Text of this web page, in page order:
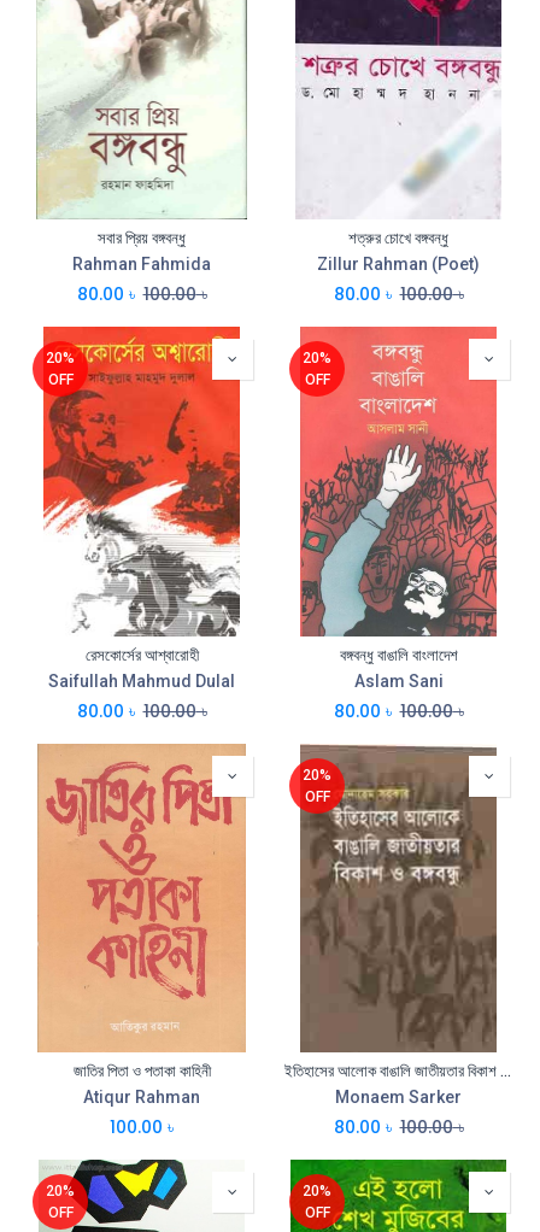
সবার প্রিয় বঙ্গবন্ধু
Rahman Fahmida
80.00 ৳ 100.00৳
শত্রুর চোখে বঙ্গবন্ধু
Zillur Rahman (Poet)
80.00 ৳ 100.00৳
20%
OFF
রেসকোর্সের আশ্বারোহী
Saifullah Mahmud Dulal
80.00 ৳ 100.00৳
20%
OFF
বঙ্গবন্ধু বাঙালি বাংলাদেশ
Aslam Sani
80.00 ৳ 100.00৳
জাতির পিতা ও পতাকা কাহিনী
Atiqur Rahman
100.00 ৳
20%
OFF
ইতিহাসের আলোক বাঙালি জাতীয়তার বিকাশ ও বঙ্গবন্ধু
Monaem Sarker
80.00 ৳ 100.00৳
20%
OFF
20%
OFF